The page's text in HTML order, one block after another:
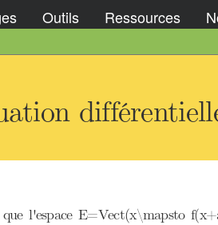
Outils Ressources
l'espace E=Vect(x\mapsto